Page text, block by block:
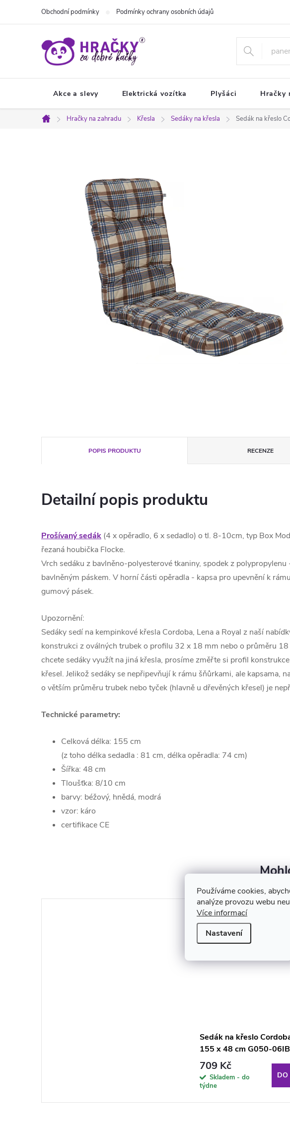
Používáme cookies,
analýze provozu webu
Více informací
Nastavení
Obchodní podmínky Podmínky ochrany osobních údajů
Akce a slevy Elektrická vozítka Plyšáci Hračky
Domů
Hračky na zahradu Křesla Sedáky na křesla Sedák na křeslo
POPIS PRODUKTU RECENZE
Detailní popis produktu
Prošívaný sedák (4 x opěradlo, 6 x sedadlo) o tl. 8-10cm, typ Box
řezaná houbička Flocke.
Vrch sedáku z bavlněno-polyesterové tkaniny, spodek z polypropylenu
bavlněným páskem. V horní části opěradla - kapsa pro upevnění k
gumový pásek.
Upozornění:
Sedáky sedí na kempinkové křesla Cordoba, Lena a Royal z naší
konstrukci z oválných trubek o profilu 32 x 18 mm nebo o průměru
chcete sedáky využít na jiná křesla, prosíme změřte si profil
křesel. Jelikož sedáky se nepřipevňují k rámu šňůrkami, ale kapsama,
o větším průměru trubek nebo tyček (hlavně u dřevěných křesel) je
Technické parametry:
Celková délka: 155 cm
(z toho délka sedadla : 81 cm, délka opěradla: 74 cm)
Šířka: 48 cm
Tloušťka: 8/10 cm
barvy: béžový, hnědá, modrá
vzor: káro
certifikace CE
Sedák na křeslo
155 x 48 cm G050-
709 Kč
Skladem - do
týdne
DO